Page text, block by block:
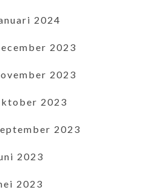
2024
2023
2023
2023
2023
2023
2023